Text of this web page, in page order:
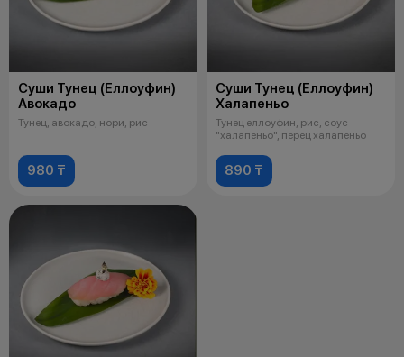
Суши Тунец (Еллоуфин)
Авокадо
Тунец, авокадо, нори, рис
980 ₸
Суши Тунец (Еллоуфин)
Халапеньо
Тунец еллоуфин, рис, соус
"халапеньо", перец халапеньо
890 ₸